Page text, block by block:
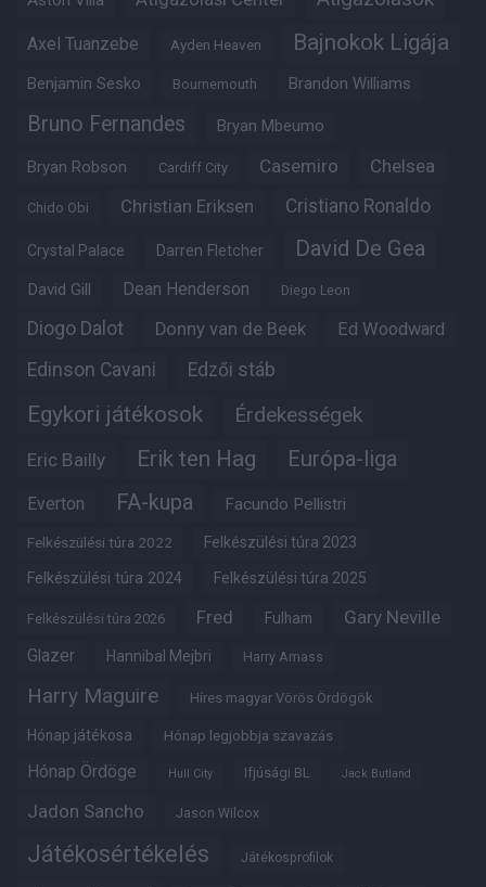
Axel Tuanzebe Ayden Heaven Bajnokok Ligája
Benjamin Sesko Bournemouth Brandon Williams
Bruno Fernandes Bryan Mbeumo
Bryan Robson Cardiff City Casemiro Chelsea
Chido Obi Christian Eriksen Cristiano Ronaldo
Crystal Palace Darren Fletcher David De Gea
David Gill Dean Henderson Diego Leon
Diogo Dalot Donny van de Beek Ed Woodward
Edinson Cavani Edzői stáb
Egykori játékosok Érdekességek
Eric Bailly Erik ten Hag Európa-liga
Everton FA-kupa Facundo Pellistri
Felkészülési túra 2022 Felkészülési túra 2023
Felkészülési túra 2024 Felkészülési túra 2025
Felkészülési túra 2026 Fred Fulham Gary Neville
Glazer Hannibal Mejbri Harry Amass
Harry Maguire Híres magyar Vörös Ördögök
Hónap játékosa Hónap legjobbja szavazás
Hónap Ördöge Hull City Ifjúsági BL Jack Butland
Jadon Sancho Jason Wilcox
Játékosértékelés Játékosprofilok